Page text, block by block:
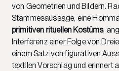
von Geometrien und Bildern.
Stammesaussage, eine
primitiven rituellen Kostüms,
Interferenz einer Folge von
einem Satz von figurativen
textilen Vorschlag und erinnert